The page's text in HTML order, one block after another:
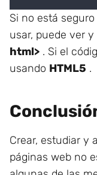
Si no está
usar, puede ver
html> . Si el
usando HTML5 .
Crear, estudiar y
páginas web no